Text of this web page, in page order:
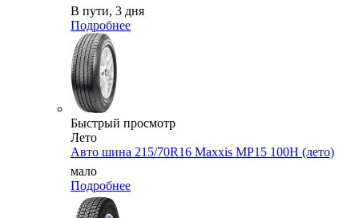
В пути, 3 дня
Подробнее
Быстрый просмотр
Лето
Авто шина 215/70R16 Maxxis MP15 100H (лето)
мало
Подробнее